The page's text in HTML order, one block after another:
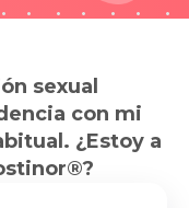
sexual
con mi
¿Estoy a